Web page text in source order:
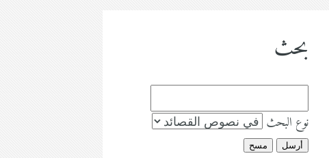
بحث
نوع البحث
أرسل مسح